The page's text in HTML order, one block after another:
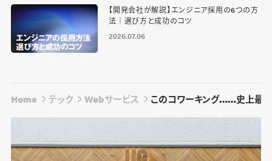
【開発会社が解説】エンジニア採用の6つの方
法｜選び方と成功のコツ
2026.07.06
Home テック Webサービス このコワーキング……史上最高